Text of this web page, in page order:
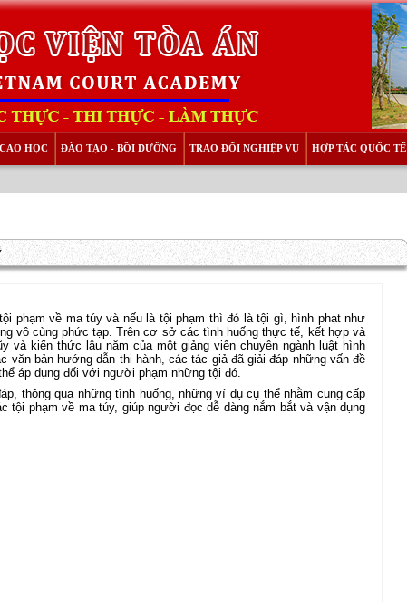
HỌC ĐÀO TẠO - BỒI DƯỠNG TRAO ĐỔI NGHIỆP VỤ HỢP TÁC QUỐC TẾ
phạm về ma túy và nếu là tội phạm thì đó là tội gì, hình phạt như
vô cùng phức tạp. Trên cơ sở các tình huống thực tế, kết hợp và
và kiến thức lâu năm của một giảng viên chuyên ngành luật hình
văn bản hướng dẫn thi hành, các tác giả đã giải đáp những vấn đề
áp dụng đối với người phạm những tội đó.
thông qua những tình huống, những ví dụ cụ thể nhằm cung cấp
tội phạm về ma túy, giúp người đọc dễ dàng nắm bắt và vận dụng